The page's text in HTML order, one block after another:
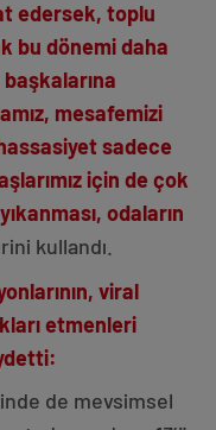
edersek, toplu
bu dönemi daha
mesafemizi
sadece
için de çok
odaların
kullandı.
viral
etmenleri
de mevsimsel